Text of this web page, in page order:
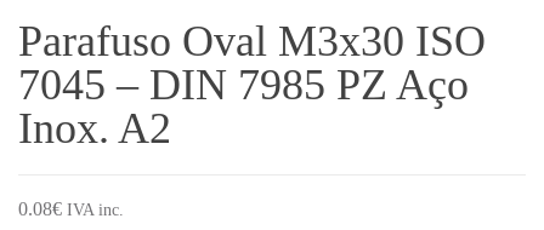
Parafuso Oval M3x30 ISO
7045 – DIN 7985 PZ Aço
Inox. A2
0.08€ IVA inc.